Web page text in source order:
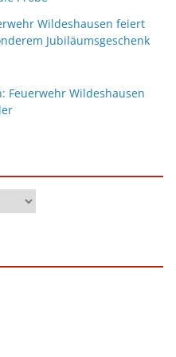
Wildeshausen feiert
Jubiläumsgeschenk
Feuerwehr Wildeshausen